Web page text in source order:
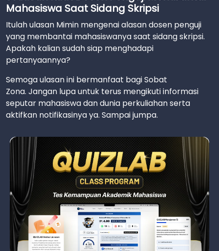
Mahasiswa Saat Sidang Skripsi
Itulah ulasan Mimin mengenai alasan dosen penguji
yang membantai mahasiswanya saat sidang skripsi.
Apakah kalian sudah siap menghadapi
pertanyaannya?
Semoga ulasan ini bermanfaat bagi Sobat
Zona. Jangan lupa untuk terus mengikuti informasi
seputar mahasiswa dan dunia perkuliahan serta
aktifkan notifikasinya ya. Sampai jumpa.